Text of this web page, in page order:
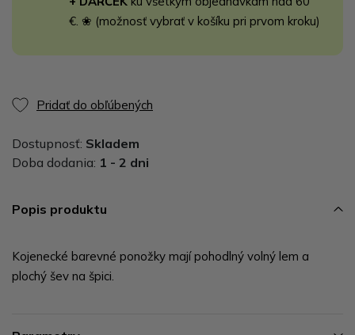
€. ❀ (možnosť vybrať v košíku pri prvom kroku)
Pridať do obľúbených
Dostupnosť: Skladem
Doba dodania: 1 - 2 dni
Popis produktu
Kojenecké barevné ponožky mají pohodlný volný lem a
plochý šev na špici.